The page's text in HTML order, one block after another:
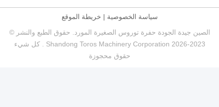
سياسة الخصوصية|خريطة الموقع
الصين جيدة الجودة حفرة توروس الصغيرة المورد. حقوق الطبع والنشر ©
2023-2026 Shandong Toros Machinery Corporation . كل شيء
حقوق محجوزة